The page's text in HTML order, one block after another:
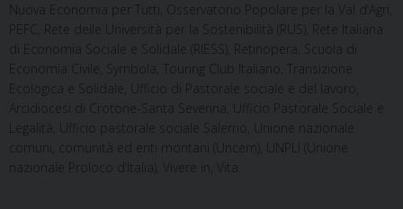
Nuova Economia per Tutti, Osservatorio Popolare per la Val d’Agri,
PEFC, Rete delle Università per la Sostenibilità (RUS), Rete Italiana
di Economia Sociale e Solidale (RIESS), Retinopera, Scuola di
Economia Civile, Symbola, Touring Club Italiano, Transizione
Ecologica e Solidale, Ufficio di Pastorale sociale e del lavoro,
Arcidiocesi di Crotone-Santa Severina, Ufficio Pastorale Sociale e
Legalità, Ufficio pastorale sociale Salerno, Unione nazionale
comuni, comunità ed enti montani (Uncem), UNPLI (Unione
nazionale Proloco d’Italia), Vivere in, Vita.